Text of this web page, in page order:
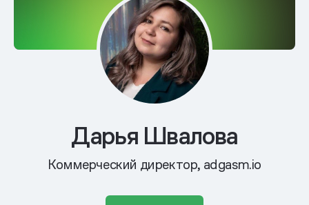
Дарья Швалова
Коммерческий директор, adgasm.io